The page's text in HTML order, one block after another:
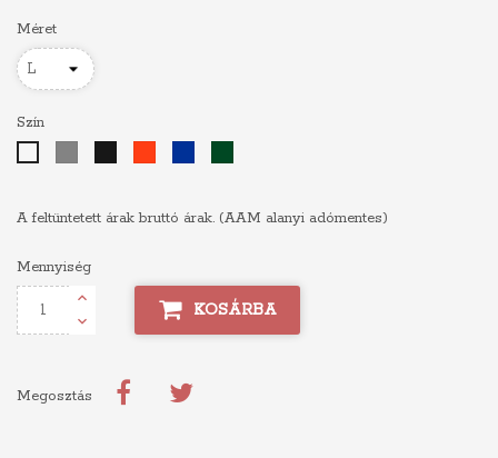
Méret
Szín
A feltüntetett árak bruttó árak. (AAM alanyi adómentes)
Mennyiség
KOSÁRBA
Megosztás